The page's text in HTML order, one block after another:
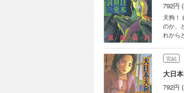
792円
天狗！
のか、
れから
完結
大日
792円